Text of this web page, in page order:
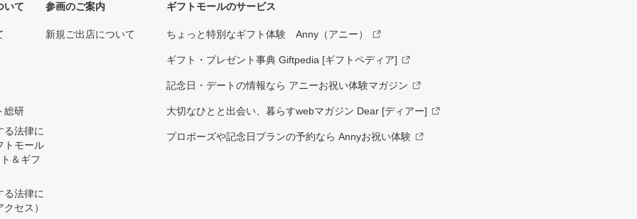
いて
総研
る法律に
トモール
＆ギフ
る法律に
セス）
参画のご案内
新規ご出店について
ギフトモールのサービス
ちょっと特別なギフト体験 Anny（アニー）
ギフト・プレゼント事典 Giftpedia [ギフトペディア]
記念日・デートの情報なら アニーお祝い体験マガジン
大切なひとと出会い、暮らすwebマガジン Dear [ディアー]
プロポーズや記念日プランの予約なら Annyお祝い体験